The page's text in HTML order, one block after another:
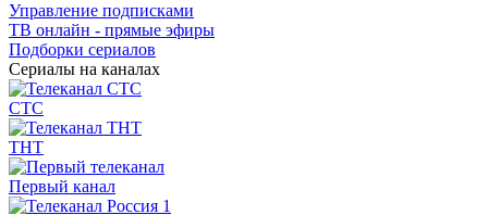
Управление подписками
ТВ онлайн - прямые эфиры
Подборки сериалов
Сериалы на каналах
СТС
ТНТ
Первый канал